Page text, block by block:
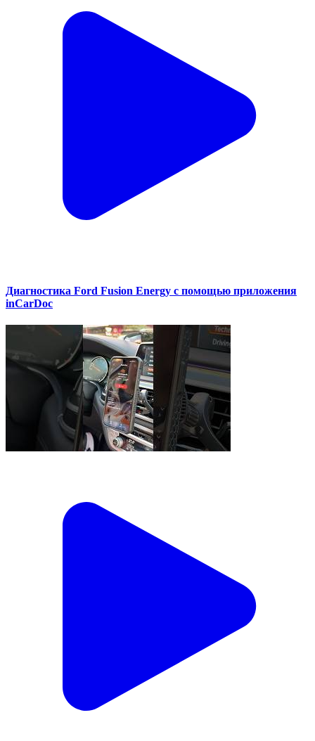
Диагностика Ford Fusion Energy с помощью приложения
inCarDoc